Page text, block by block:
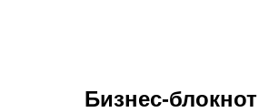
Бизнес-